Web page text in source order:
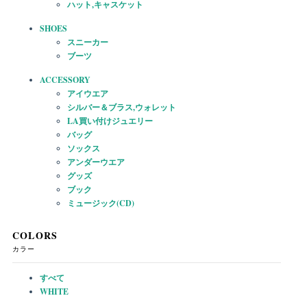
ハット,キャスケット
SHOES
スニーカー
ブーツ
ACCESSORY
アイウエア
シルバー＆ブラス,ウォレット
LA買い付けジュエリー
バッグ
ソックス
アンダーウエア
グッズ
ブック
ミュージック(CD)
COLORS
カラー
すべて
WHITE